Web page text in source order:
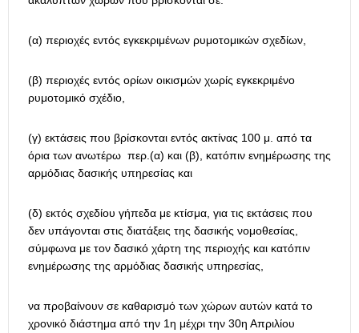
(α) περιοχές εντός εγκεκριμένων ρυμοτομικών σχεδίων,
(β) περιοχές εντός ορίων οικισμών χωρίς εγκεκριμένο
ρυμοτομικό σχέδιο,
(γ) εκτάσεις που βρίσκονται εντός ακτίνας 100 μ. από τα
όρια των ανωτέρω περ.(α) και (β), κατόπιν ενημέρωσης της
αρμόδιας δασικής υπηρεσίας και
(δ) εκτός σχεδίου γήπεδα με κτίσμα, για τις εκτάσεις που
δεν υπάγονται στις διατάξεις της δασικής νομοθεσίας,
σύμφωνα με τον δασικό χάρτη της περιοχής και κατόπιν
ενημέρωσης της αρμόδιας δασικής υπηρεσίας,
να προβαίνουν σε καθαρισμό των χώρων αυτών κατά το
χρονικό διάστημα από την 1η μέχρι την 30η Απριλίου